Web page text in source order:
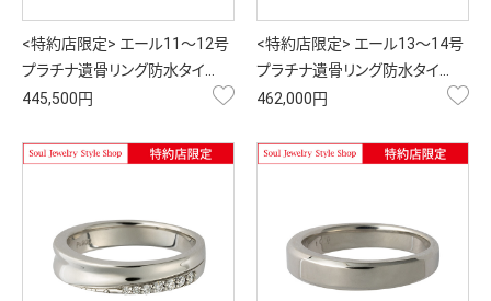
<特約店限定> エール11～12号
プラチナ遺骨リング防水タイ…
445,500円
お気に入り
<特約店限定> エール13～14号
プラチナ遺骨リング防水タイ…
462,000円